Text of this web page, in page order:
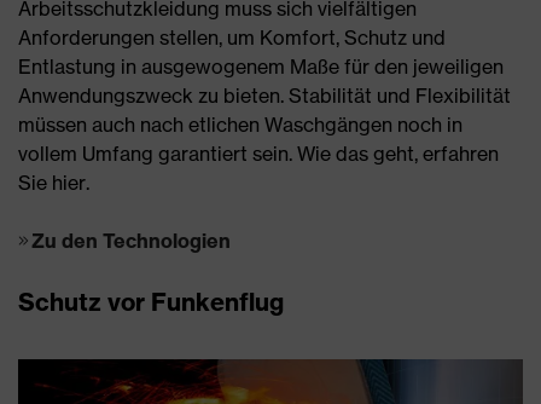
Arbeitsschutzkleidung muss sich vielfältigen
Anforderungen stellen, um Komfort, Schutz und
Entlastung in ausgewogenem Maße für den jeweiligen
Anwendungszweck zu bieten. Stabilität und Flexibilität
müssen auch nach etlichen Waschgängen noch in
vollem Umfang garantiert sein. Wie das geht, erfahren
Sie hier.
Zu den Technologien
Schutz vor Funkenflug